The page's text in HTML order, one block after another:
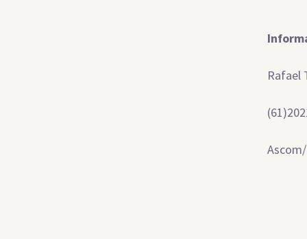
Rafael